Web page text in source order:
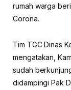
rumah warga
Corona.
Tim TGC Dinas
mengatakan,
sudah
didampingi Pak